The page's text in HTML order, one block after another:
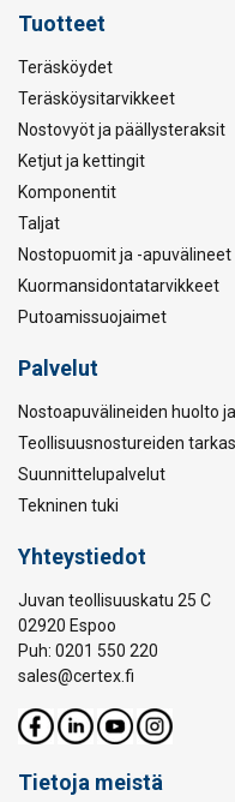
Tuotteet
Teräsköydet
Teräsköysitarvikkeet
Nostovyöt ja päällysteraksit
Ketjut ja kettingit
Komponentit
Taljat
Nostopuomit ja -apuvälineet
Kuormansidontatarvikkeet
Putoamissuojaimet
Palvelut
Nostoapuvälineiden huolto
Teollisuusnostureiden
Suunnittelupalvelut
Tekninen tuki
Yhteystiedot
Juvan teollisuuskatu 25 C
02920 Espoo
Puh: 0201 550 220
sales@certex.fi
Tietoja meistä